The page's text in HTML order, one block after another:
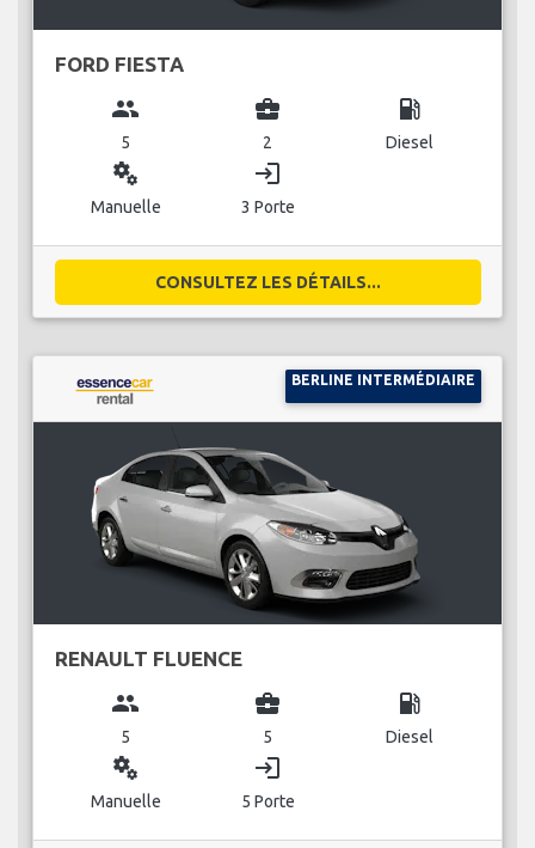
FORD FIESTA
group
5
business_center
2
local_gas_station
Diesel
miscellaneous_services
Manuelle
login
3 Porte
CONSULTEZ LES DÉTAILS...
BERLINE INTERMÉDIAIRE
RENAULT FLUENCE
group
5
business_center
5
local_gas_station
Diesel
miscellaneous_services
Manuelle
login
5 Porte